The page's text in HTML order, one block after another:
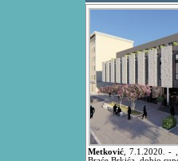
Metković ,7.1.2020.-